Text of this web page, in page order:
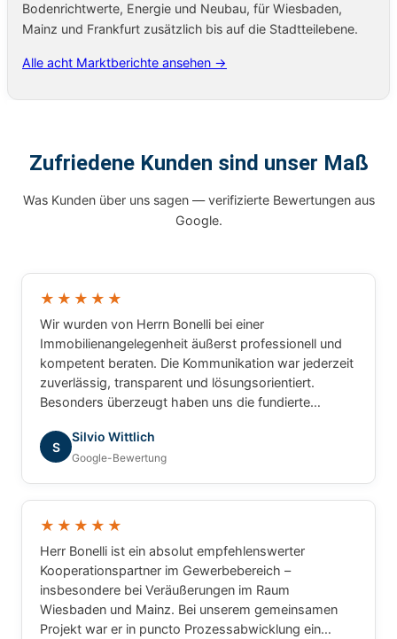
Bodenrichtwerte, Energie und Neubau, für Wiesbaden,
Mainz und Frankfurt zusätzlich bis auf die Stadtteilebene.
Alle acht Marktberichte ansehen →
Zufriedene Kunden sind unser Maß
Was Kunden über uns sagen — verifizierte Bewertungen aus
Google.
★★★★★
Wir wurden von Herrn Bonelli bei einer
Immobilienangelegenheit äußerst professionell und
kompetent beraten. Die Kommunikation war jederzeit
zuverlässig, transparent und lösungsorientiert.
Besonders überzeugt haben uns die fundierte
Anliegen und das sehr gute Verständnis für die
besonderen Anforderungen. Wir haben uns während
des gesamten Prozesses bestens betreut gefühlt
und können Herrn Bonelli uneingeschränkt
weiterempfehlen. Vielen Dank für die hervorragende
S
Silvio Wittlich
Google-Bewertung
★★★★★
Herr Bonelli ist ein absolut empfehlenswerter
Kooperationspartner im Gewerbebereich –
insbesondere bei Veräußerungen im Raum
Wiesbaden und Mainz. Bei unserem gemeinsamen
Projekt war er in puncto Prozessabwicklung ein